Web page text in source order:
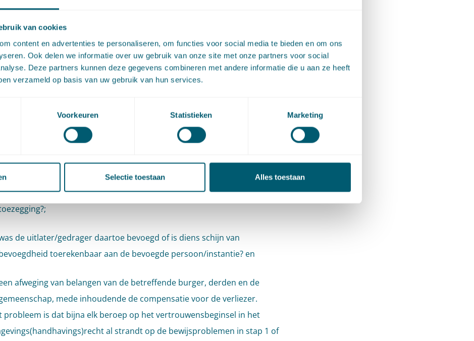
van cookies
content en advertenties te personaliseren, om functies voor social media te bieden en om ons
Ook delen we informatie over uw gebruik van onze site met onze partners voor social
Deze partners kunnen deze gegevens combineren met andere informatie die u aan ze heeft
verzameld op basis van uw gebruik van hun services.
Voorkeuren Statistieken Marketing
Selectie toestaan Alles toestaan
overheidsfunctionarissen met wie hij contact heeft, bevoegd zijn om
iets te toe te zeggen en de juridische werkelijkheid. Die werkelijkheid
in dat zo’n (schijnbare) toezegging of bevestiging een bestuursorgaan
bindt als zij (i) ook juridisch een ‘toezegging’ is en (ii) gedaan is door
persoon die volgens wettelijke attributie of door (geldige) delegatie of
bevoegd is te beslissen op het beleidsterrein waarover de
het onderzoek naar het vertrouwensbeginsel worden op alle
kwalificatie van de uitlating/gedraging waarop de justitiabele
beroept: komt die neer op een (toerekenbare schijn van een)
de uitlater/gedrager daartoe bevoegd of is diens schijn van
toerekenbaar aan de bevoegde persoon/instantie? en
afweging van belangen van de betreffende burger, derden en de
mede inhoudende de compensatie voor de verliezer.
probleem is dat bijna elk beroep op het vertrouwensbeginsel in het
al strandt op de bewijsproblemen in stap 1 of